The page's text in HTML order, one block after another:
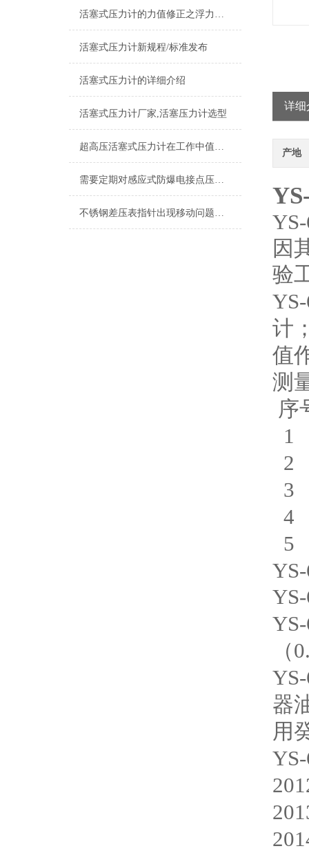
活塞式压力计的力值修正之浮力影响
活塞式压力计新规程/标准发布
活塞式压力计的详细介绍
活塞式压力计厂家,活塞压力计选型
超高压活塞式压力计在工作中值得注意的一些提示情况
需要定期对感应式防爆电接点压力表进行检修维护
不锈钢差压表指针出现移动问题不要担心，让我来为你解决
详细
产地
因
验
计
值
测
1
2
3
4
5
（
器
用